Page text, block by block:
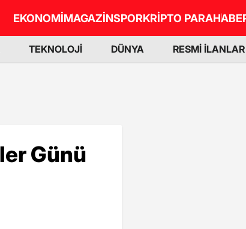
EKONOMİMAGAZİNSPORKRİPTO PARA
TEKNOLOJİ DÜNYA RESMİ İLANLAR
Günü